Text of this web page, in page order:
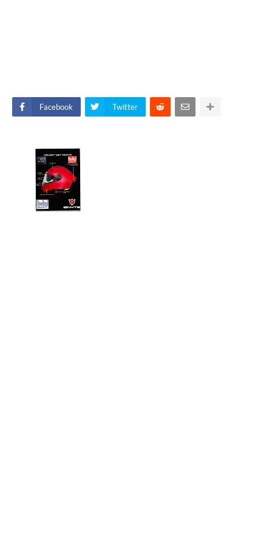
Facebook Twitter